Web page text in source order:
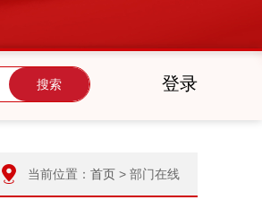
搜索 登录
当前位置： 首页 > 部门在线